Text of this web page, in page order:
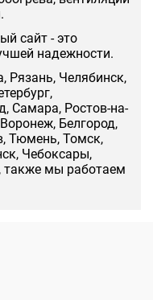
сайт - это
надежности.
Рязань, Челябинск,
Самара, Ростов-на-
Белгород,
Тюмень, Томск,
Чебоксары,
также мы работаем